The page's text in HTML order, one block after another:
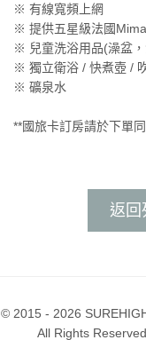
※ 有線寬頻上網
※ 提供五星級法國
※ 兒童洗浴用品(澡盆
※ 獨立衛浴 / 快煮壺 /
※ 礦泉水
**國旅卡訂房請於下單
返回
© 2015 - 2026
All Rights